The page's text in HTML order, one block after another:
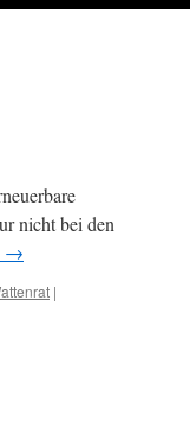
nicht bei den
→
|